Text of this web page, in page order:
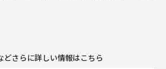
どさらに詳しい情報はこちら